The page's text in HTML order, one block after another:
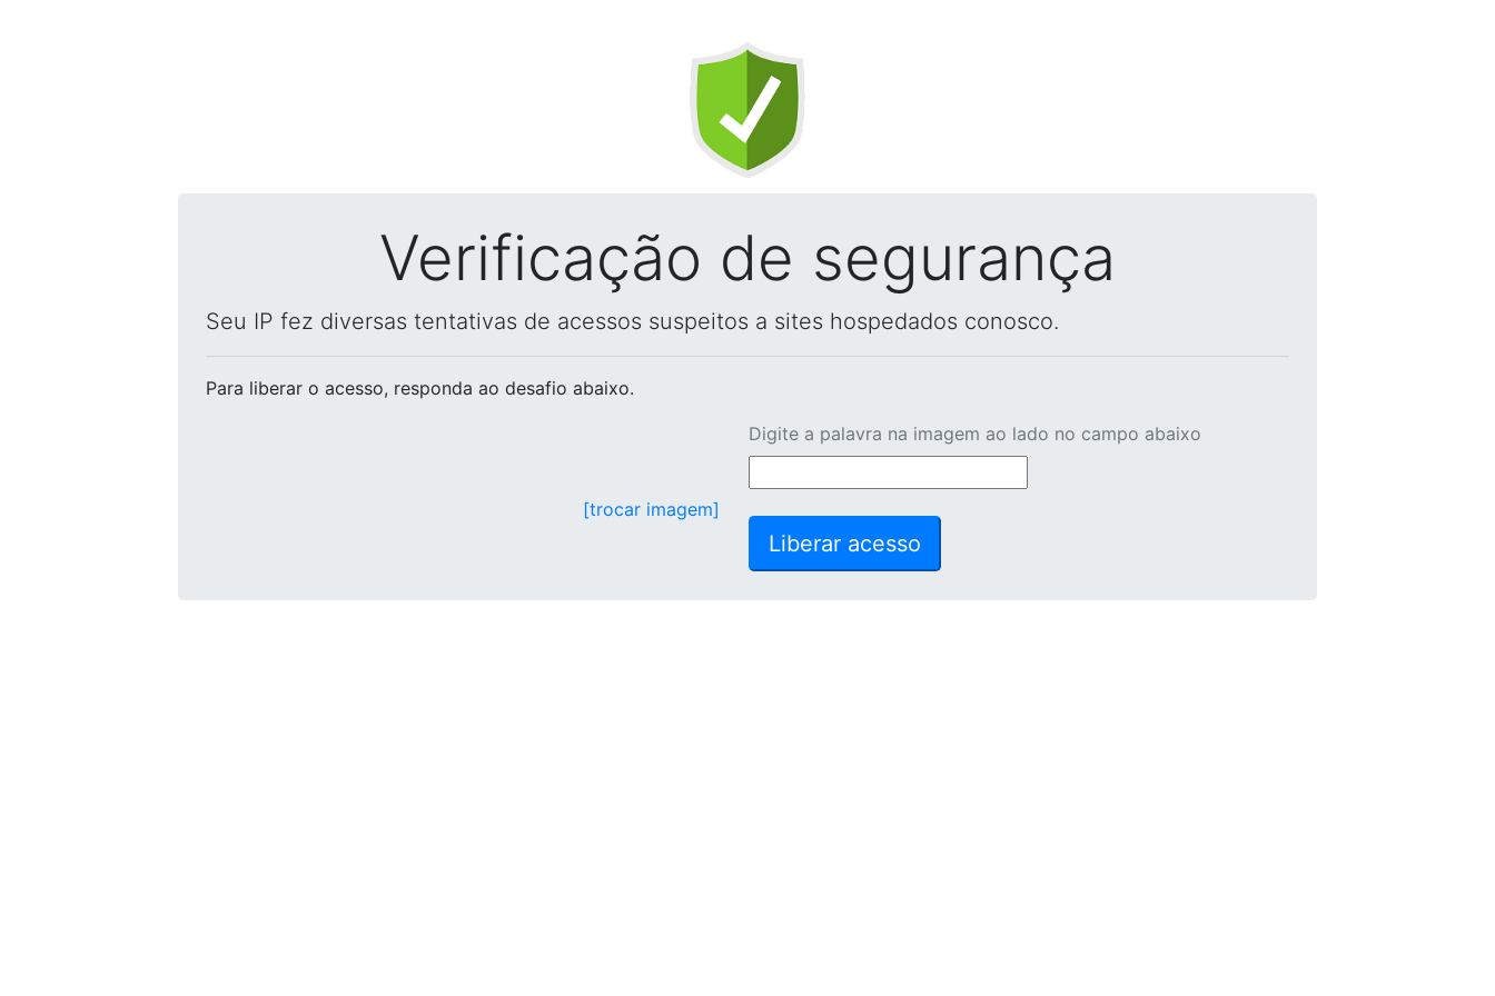
Verificação de segurança
Seu IP fez diversas tentativas de acessos suspeitos a sites hospedados conosco.
Para liberar o acesso, responda ao desafio abaixo.
[trocar imagem]
Digite a palavra na imagem ao lado no campo abaixo